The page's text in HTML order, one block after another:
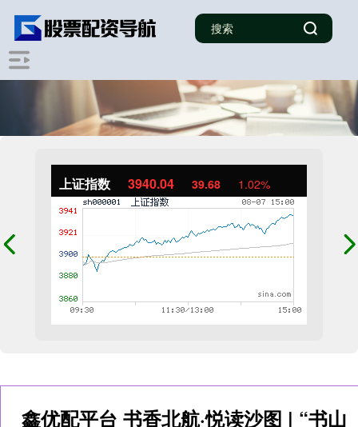
上证指数 3940.04 39.68 1.02%
鑫优配平台 书香北航·悦读沙图 | “书山